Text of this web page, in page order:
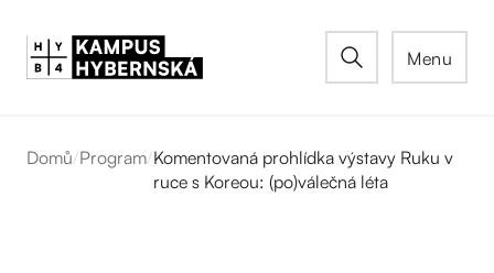
Menu
Domů/Program/Komentovaná prohlídka výstavy Ruku v
ruce s Koreou: (po)válečná léta